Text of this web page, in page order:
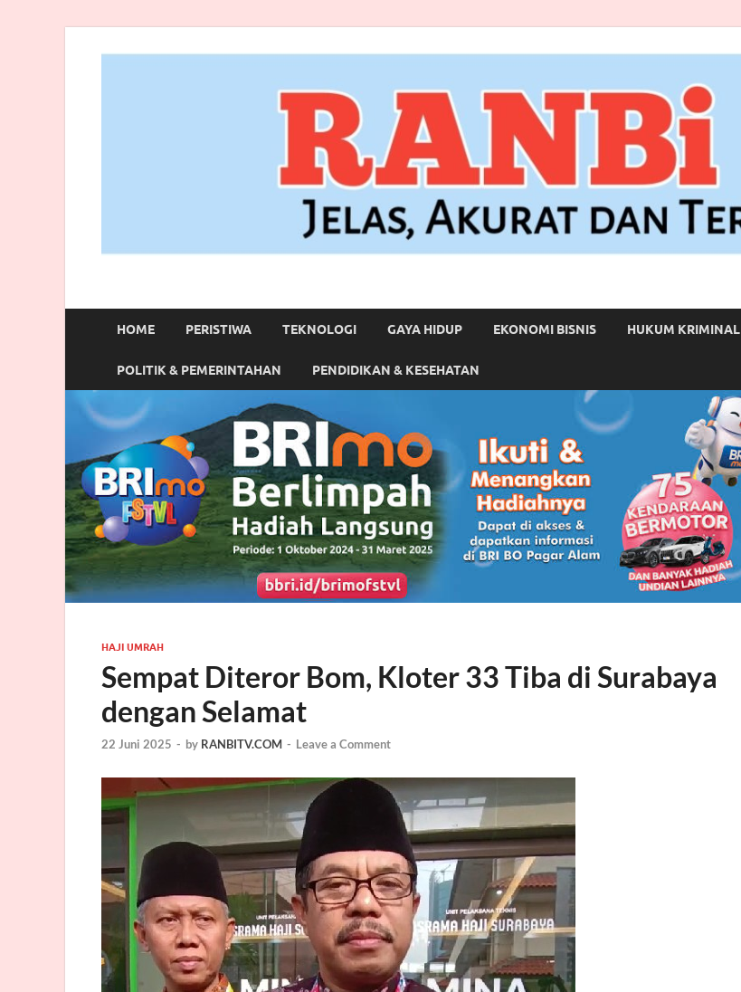
RANBITV.COM
HOME PERISTIWA TEKNOLOGI GAYA HIDUP EKONOMI BISNIS HUKUM KRIMINAL
POLITIK & PEMERINTAHAN PENDIDIKAN & KESEHATAN
HAJI UMRAH
Sempat Diteror Bom, Kloter 33 Tiba di Surabaya
dengan Selamat
22 Juni 2025 - by RANBITV.COM - Leave a Comment